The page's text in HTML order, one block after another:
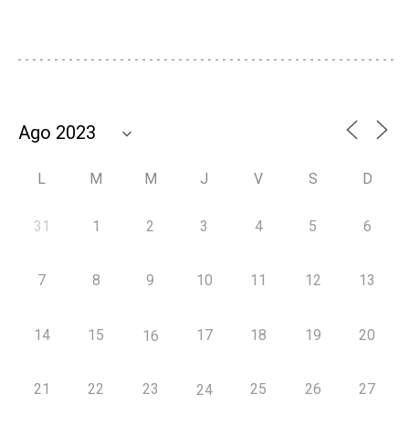
L M M J V S D
31 1 2 3 4 5 6
7 8 9 10 11 12 13
14 15 16 17 18 19 20
21 22 23 24 25 26 27